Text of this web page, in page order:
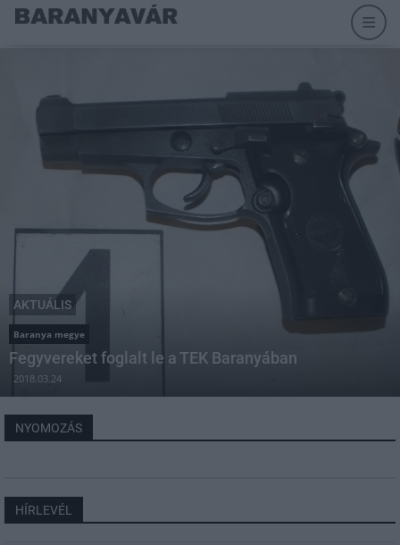
AKTUÁLIS
Baranya megye
Fegyvereket foglalt le a TEK Baranyában
2018.03.24
NYOMOZÁS
HÍRLEVÉL